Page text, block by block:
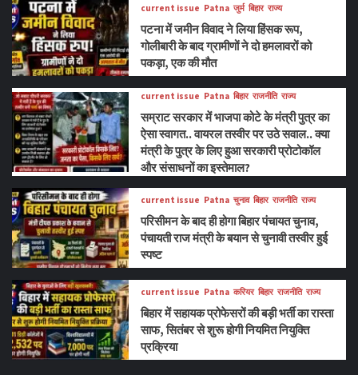
current issue Patna जुर्म बिहार राज्य
पटना में जमीन विवाद ने लिया हिंसक रूप,
गोलीबारी के बाद ग्रामीणों ने दो हमलावरों को
पकड़ा, एक की मौत
current issue Patna बिहार राजनीति राज्य
सम्राट सरकार में भाजपा कोटे के मंत्री पुत्र का
ऐसा स्वागत.. वायरल तस्वीर पर उठे सवाल.. क्या
मंत्री के पुत्र के लिए हुआ सरकारी प्रोटोकॉल
और संसाधनों का इस्तेमाल?
current issue Patna चुनाव बिहार राजनीति राज्य
परिसीमन के बाद ही होगा बिहार पंचायत चुनाव,
पंचायती राज मंत्री के बयान से चुनावी तस्वीर हुई
स्पष्ट
current issue Patna करियर बिहार राजनीति राज्य
बिहार में सहायक प्रोफेसरों की बड़ी भर्ती का रास्ता
साफ, सितंबर से शुरू होगी नियमित नियुक्ति
प्रक्रिया